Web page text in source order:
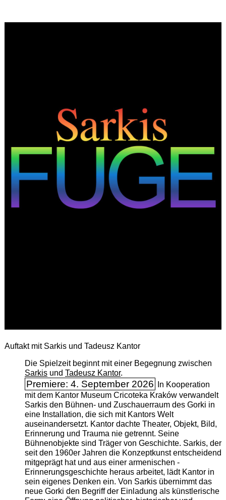
Auftakt mit Sarkis und Tadeusz Kantor
Die Spielzeit beginnt mit einer Begegnung zwischen
Sarkisund Tadeusz Kantor.
Premiere: 4. September 2026
In Kooperation
mit dem Kantor Museum Cricoteka Kraków verwandelt
Sarkis den Bühnen- und Zuschauerraum des Gorki in
eine Installation, die sich mit Kantors Welt
auseinandersetzt. Kantor dachte Theater, Objekt, Bild,
Erinnerung und Trauma nie getrennt. Seine
Bühnenobjekte sind Träger von Geschichte. Sarkis, der
seit den 1960er Jahren die Konzeptkunst entscheidend
mitgeprägt hat und aus einer armenischen ­
Erinnerungsgeschichte heraus arbeitet, lädt Kantor in
sein eigenes Denken ein. Von Sarkis übernimmt das
neue Gorki den Begriff der Einladung als künstlerische